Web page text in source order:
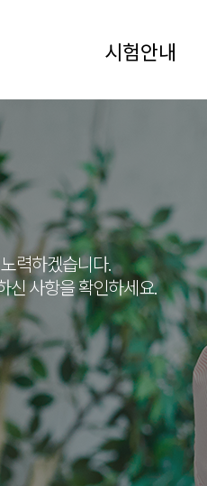
시험안내
력하겠습니다.
신 사항을 확인하세요.